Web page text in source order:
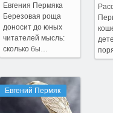
Евгения Пермяка
Березовая роща
доносит до юных
читателей мысль:
сколько бы…
Евгений Пермяк